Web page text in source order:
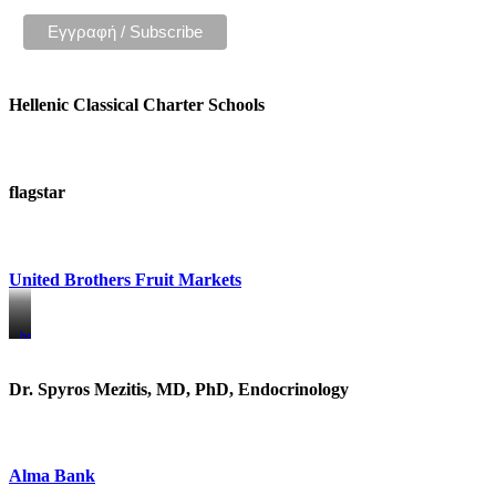
Hellenic Classical Charter Schools
flagstar
United Brothers Fruit Markets
https://www.unitedbrothersfruitmarkets.com/
https://www.unitedbrothersfruitmarkets.com/
Dr. Spyros Mezitis, MD, PhD, Endocrinology
Alma Bank